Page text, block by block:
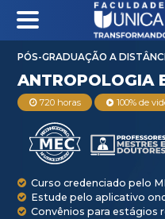
PÓS-GRADUAÇÃO A
720 horas